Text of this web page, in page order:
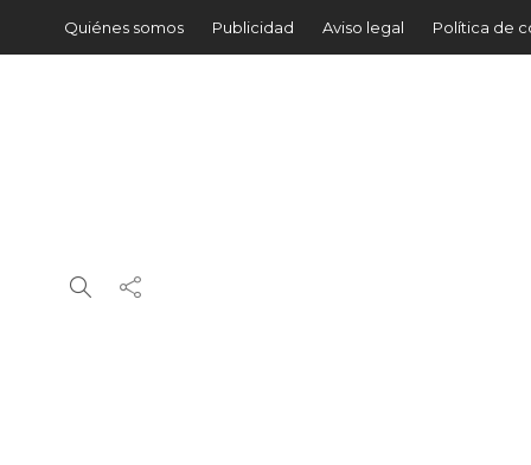
Quiénes somos Publicidad Aviso legal Política de